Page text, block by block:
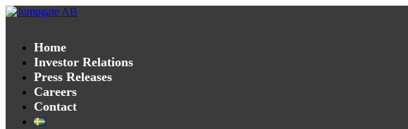
Home
Investor Relations
Press Releases
Careers
Contact